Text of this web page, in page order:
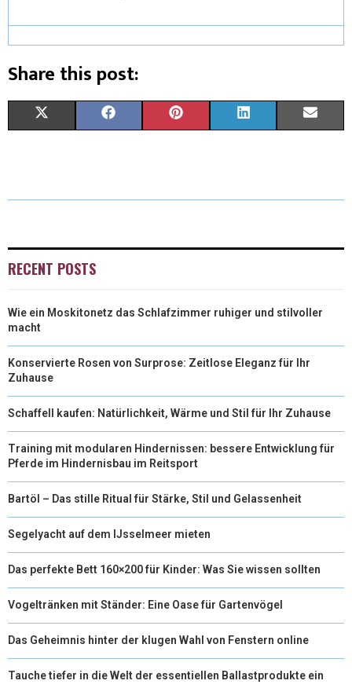
Share this post:
W
E
)
E
K
T
S
K
N
I
RECENT POSTS
Wie ein Moskitonetz das Schlafzimmer ruhiger und stilvoller
macht
Konservierte Rosen von Surprose: Zeitlose Eleganz für Ihr
Zuhause
Schaffell kaufen: Natürlichkeit, Wärme und Stil für Ihr Zuhause
Training mit modularen Hindernissen: bessere Entwicklung für
Pferde im Hindernisbau im Reitsport
Bartöl – Das stille Ritual für Stärke, Stil und Gelassenheit
Segelyacht auf dem IJsselmeer mieten
Das perfekte Bett 160×200 für Kinder: Was Sie wissen sollten
Vogeltränken mit Ständer: Eine Oase für Gartenvögel
Das Geheimnis hinter der klugen Wahl von Fenstern online
Tauche tiefer in die Welt der essentiellen Ballastprodukte ein